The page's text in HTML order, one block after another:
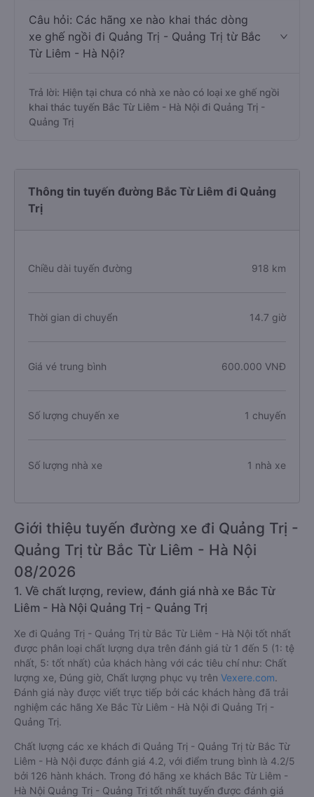
Câu hỏi: Các hãng xe nào khai thác dòng
xe ghế ngồi đi Quảng Trị - Quảng Trị từ Bắc
Từ Liêm - Hà Nội?
Trả lời: Hiện tại chưa có nhà xe nào có loại xe ghế ngồi
khai thác tuyến Bắc Từ Liêm - Hà Nội đi Quảng Trị -
Quảng Trị
Thông tin tuyến đường Bắc Từ Liêm đi Quảng
Trị
Chiều dài tuyến đường 918 km
Thời gian di chuyển 14.7 giờ
Giá vé trung bình 600.000 VNĐ
Số lượng chuyến xe 1 chuyến
Số lượng nhà xe 1 nhà xe
Giới thiệu tuyến đường xe đi Quảng Trị -
Quảng Trị từ Bắc Từ Liêm - Hà Nội
08/2026
1. Về chất lượng, review, đánh giá nhà xe Bắc Từ
Liêm - Hà Nội Quảng Trị - Quảng Trị
Xe đi Quảng Trị - Quảng Trị từ Bắc Từ Liêm - Hà Nội tốt nhất
được phân loại chất lượng dựa trên đánh giá từ 1 đến 5 (1: tệ
nhất, 5: tốt nhất) của khách hàng với các tiêu chí như: Chất
lượng xe, Đúng giờ, Chất lượng phục vụ trên Vexere.com.
Đánh giá này được viết trực tiếp bởi các khách hàng đã trải
nghiệm các hãng Xe Bắc Từ Liêm - Hà Nội đi Quảng Trị -
Quảng Trị.
Chất lượng các xe khách đi Quảng Trị - Quảng Trị từ Bắc Từ
Liêm - Hà Nội được đánh giá 4.2, với điểm trung bình là 4.2/5
bởi 126 hành khách. Trong đó hãng xe khách Bắc Từ Liêm -
Hà Nội Quảng Trị - Quảng Trị tốt nhất tuyến được đánh giá